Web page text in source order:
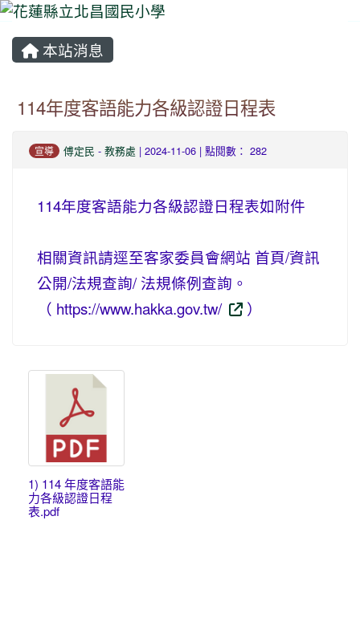
本站消息
114年度客語能力各級認證日程表
宣導 傅定民 - 教務處 | 2024-11-06 | 點閱數： 282
114年度客語能力各級認證日程表如附件
相關資訊請逕至客家委員會網站 首頁/資訊
公開/法規查詢/ 法規條例查詢。
（ https://www.hakka.gov.tw/
）
1) 114 年度客語能
力各級認證日程
表.pdf